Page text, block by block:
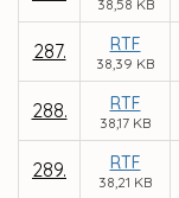
38,58 KB
287. RTF
38,39 KB
288. RTF
38,17 KB
289. RTF
38,21 KB